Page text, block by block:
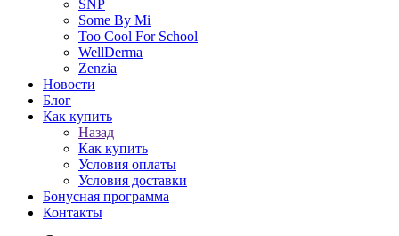
SNP
Some By Mi
Too Cool For School
WellDerma
Zenzia
Новости
Блог
Как купить
Назад
Как купить
Условия оплаты
Условия доставки
Бонусная программа
Контакты